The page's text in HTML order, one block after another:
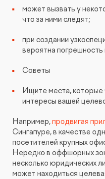
может вызвать у
что за ними следят;
при создании
вероятна
Советы
Ищите места, которые
интересы вашей
Например,продвигая
Сингапуре, в качестве
посетителей крупных
Нередко в оффшорных
несколько юридических
может находиться